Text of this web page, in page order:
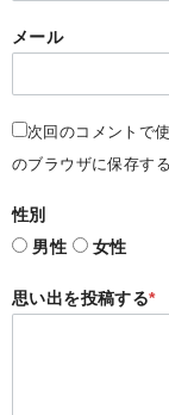
メール
次回のコメントで
のブラウザに保存する
性別
男性
女性
思い出を投稿する*